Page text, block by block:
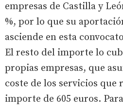
empresas de Castilla y
%, por lo que su
asciende en esta
El resto del importe lo
propias empresas, que
coste de los servicios que
importe de 605 euros.